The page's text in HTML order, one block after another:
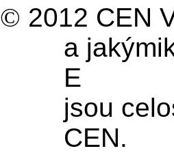
© 2012 CEN
a
E
jsou
CEN.